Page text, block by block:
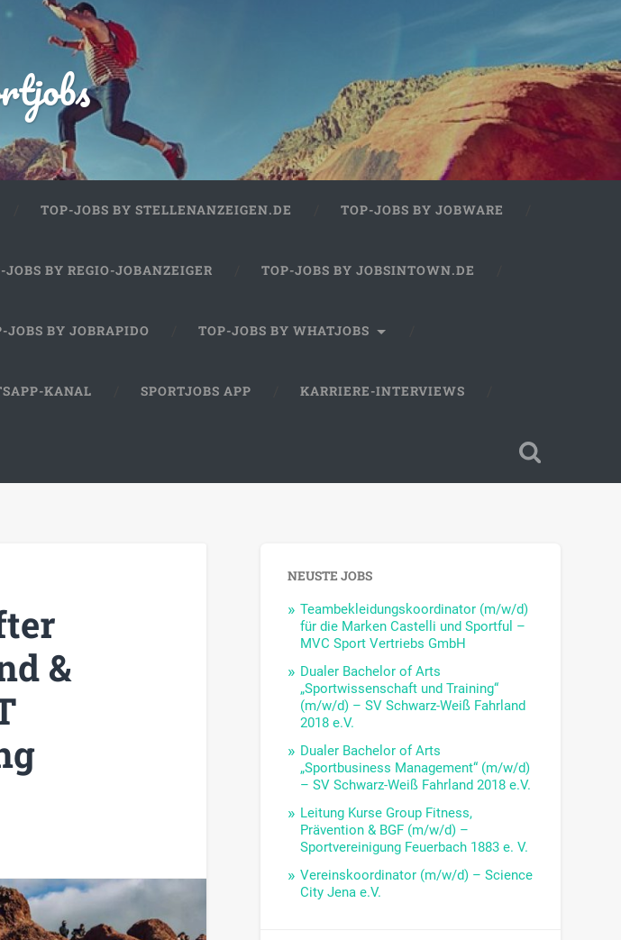
TOP-JOBS BY STELLENANZEIGEN.DE TOP-JOBS BY JOBWARE
JOBS BY REGIO-JOBANZEIGER TOP-JOBS BY JOBSINTOWN.DE
JOBS BY JOBRAPIDO TOP-JOBS BY WHATJOBS
KANAL SPORTJOBS APP KARRIERE-INTERVIEWS
&
NEUSTE JOBS
Teambekleidungskoordinator (m/w/d)
für die Marken Castelli und Sportful –
MVC Sport Vertriebs GmbH
Dualer Bachelor of Arts
„Sportwissenschaft und Training“
(m/w/d) – SV Schwarz-Weiß Fahrland
2018 e.V.
Dualer Bachelor of Arts
„Sportbusiness Management“ (m/w/d)
– SV Schwarz-Weiß Fahrland 2018 e.V.
Leitung Kurse Group Fitness,
Prävention & BGF (m/w/d) –
Sportvereinigung Feuerbach 1883 e. V.
Vereinskoordinator (m/w/d) – Science
City Jena e.V.